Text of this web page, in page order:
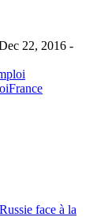
22, 2016 -
France
face à la